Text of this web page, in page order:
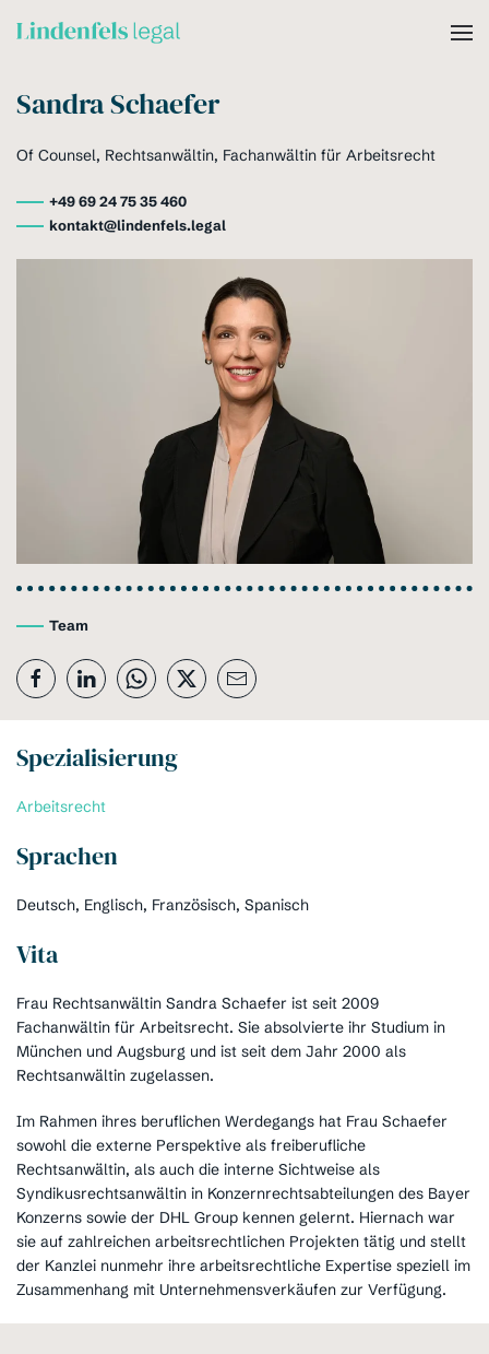
Sandra Schaefer
Of Counsel, Rechtsanwältin, Fachanwältin für Arbeitsrecht
+49 69 24 75 35 460
kontakt@lindenfels.legal
Team
Spezialisierung
Arbeitsrecht
Sprachen
Deutsch, Englisch, Französisch, Spanisch
Vita
Frau Rechtsanwältin Sandra Schaefer ist seit 2009
Fachanwältin für Arbeitsrecht. Sie absolvierte ihr Studium in
München und Augsburg und ist seit dem Jahr 2000 als
Rechtsanwältin zugelassen.
Im Rahmen ihres beruflichen Werdegangs hat Frau Schaefer
sowohl die externe Perspektive als freiberufliche
Rechtsanwältin, als auch die interne Sichtweise als
Syndikusrechtsanwältin in Konzernrechtsabteilungen des Bayer
Konzerns sowie der DHL Group kennen gelernt. Hiernach war
sie auf zahlreichen arbeitsrechtlichen Projekten tätig und stellt
der Kanzlei nunmehr ihre arbeitsrechtliche Expertise speziell im
Zusammenhang mit Unternehmensverkäufen zur Verfügung.